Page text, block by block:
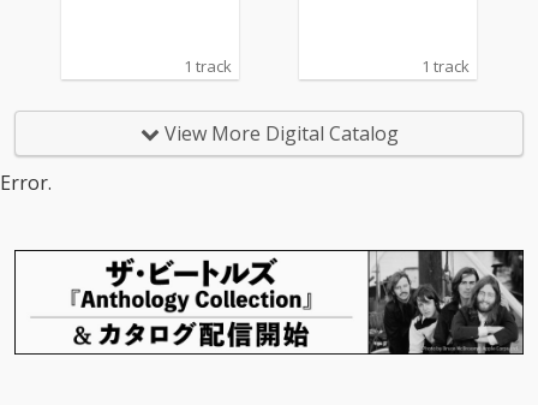
1 track 1 track
View More Digital Catalog
Error.